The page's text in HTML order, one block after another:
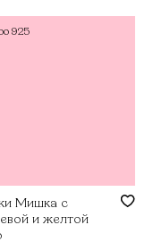
925
Мишка с
и желтой